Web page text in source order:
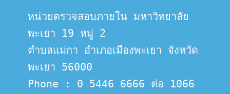
หน่วยตรวจสอบภายใน มหาวิทยาลัย
พะเยา 19 หมู่ 2
ตำบลแม่กา อำเภอเมืองพะเยา จังหวัด
พะเยา 56000
Phone : 0 5446 6666 ต่อ 1066